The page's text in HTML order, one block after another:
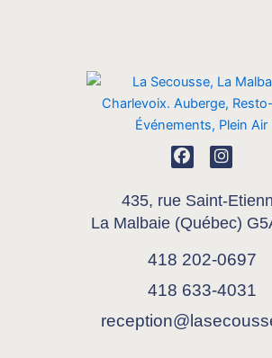
F
a
c
e
b
o
k
I
n
s
t
a
g
a
m
435, rue Saint-
La Malbaie (Québec)
418 202-0697
418 633-4031